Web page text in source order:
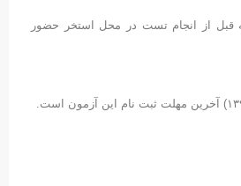
باید ۱۵ دقیقه قبل از انجام تست در محل استخر حضور